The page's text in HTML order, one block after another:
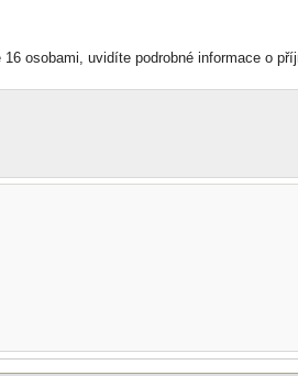
osobami, uvidíte podrobné informace o